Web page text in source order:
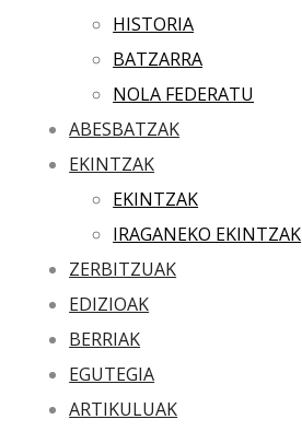
HISTORIA
BATZARRA
NOLA FEDERATU
ABESBATZAK
EKINTZAK
EKINTZAK
IRAGANEKO EKINTZAK
ZERBITZUAK
EDIZIOAK
BERRIAK
EGUTEGIA
ARTIKULUAK